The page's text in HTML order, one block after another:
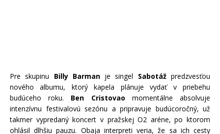
Pre skupinu Billy Barmanje singel Sabotážpredzvesťou
nového albumu, ktorý kapela plánuje vydať v priebehu
budúceho roku. Ben Cristovao momentálne absolvuje
intenzívnu festivalovú sezónu a pripravuje budúcoročný, už
takmer vypredaný koncert v pražskej O2 aréne, po ktorom
ohlásil dlhšiu pauzu. Obaja interpreti veria, že sa ich cesty